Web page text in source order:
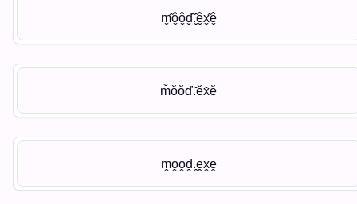
m̬̂ô̬ô̬d̬̂.̬̂ê̬x̬̂ê̬
m̌ǒǒď.̌ěx̌ě
m̭o̭o̭ḓ.̭ḙx̭ḙ